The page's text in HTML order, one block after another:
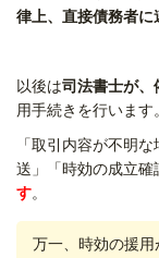
律上、直接債務者
以後は司法書士が、
用手続きを行います。
「取引内容が不明
送」「時効の成立確
す。
万一、時効の援